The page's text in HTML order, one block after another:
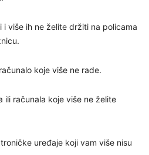
više ih ne želite držiti na policama
koje više ne rade.
ili računala koje više ne želite
uređaje koji vam više nisu